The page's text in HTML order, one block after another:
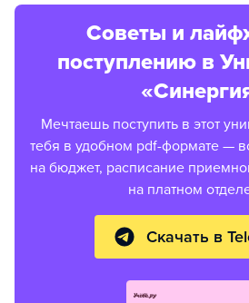
Советы и
поступлению в
Мечтаешь поступить в этот
тебя в удобном pdf-формате —
на бюджет, расписание
на платном
Скачать в